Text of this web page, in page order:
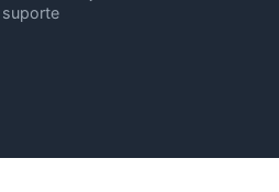
suporte